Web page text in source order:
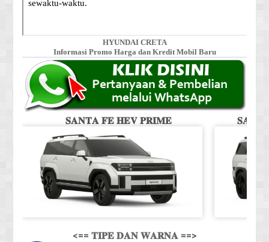
HYUNDAI CRETA
Informasi Promo Harga dan Kredit Mobil Baru
𝐒𝐀𝐍𝐓𝐀 𝐅𝐄 𝐇𝐄𝐕 𝐏𝐑𝐈𝐌𝐄
<== 𝐓𝐈𝐏𝐄 𝐃𝐀𝐍 𝐖𝐀𝐑𝐍𝐀 ==>